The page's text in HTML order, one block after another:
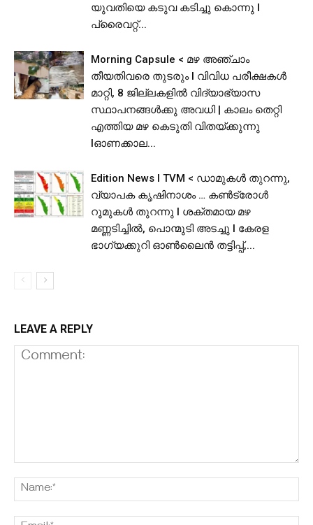
യുവതിയെ കടുവ കടിച്ചു കൊന്നു l
പ്രൈവറ്റ്...
Morning Capsule < മഴ അഞ്ചാം
തീയതിവരെ തുടരും I വിവിധ പരീക്ഷകൾ
മാറ്റി, 8 ജില്ലകളിൽ വിദ്യാഭ്യാസ
സ്ഥാപനങ്ങള്‍ക്കു അവധി | കാലം തെറ്റി
എത്തിയ മഴ കെടുതി വിതയ്ക്കുന്നു
lഓണക്കാല...
Edition News I TVM < ഡാമുകൾ തുറന്നു,
വ്യാപക കൃഷിനാശം … കൺട്രോൾ
റൂമുകൾ തുറന്നു l ശക്തമായ മഴ
മണ്ണടിച്ചിൽ, പൊന്മുടി അടച്ചു l കേരള
ഭാഗ്യക്കുറി ഓൺലൈൻ തട്ടിപ്പ്,...
LEAVE A REPLY